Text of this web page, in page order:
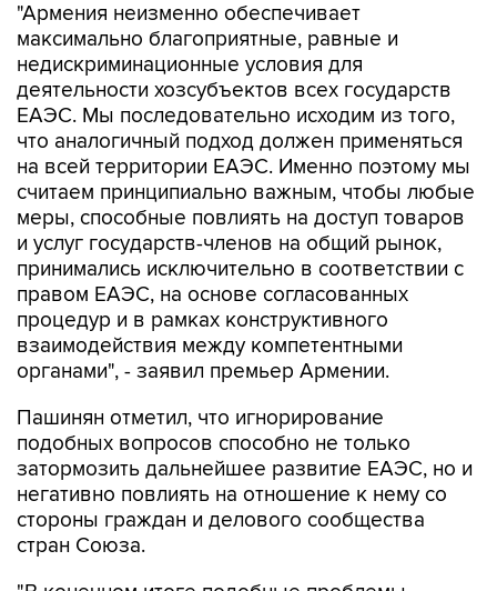
"Армения неизменно обеспечивает
максимально благоприятные, равные и
недискриминационные условия для
деятельности хозсубъектов всех государств
ЕАЭС. Мы последовательно исходим из того,
что аналогичный подход должен применяться
на всей территории ЕАЭС. Именно поэтому мы
считаем принципиально важным, чтобы любые
меры, способные повлиять на доступ товаров
и услуг государств-членов на общий рынок,
принимались исключительно в соответствии с
правом ЕАЭС, на основе согласованных
процедур и в рамках конструктивного
взаимодействия между компетентными
органами", - заявил премьер Армении.
Пашинян отметил, что игнорирование
подобных вопросов способно не только
затормозить дальнейшее развитие ЕАЭС, но и
негативно повлиять на отношение к нему со
стороны граждан и делового сообщества
стран Союза.